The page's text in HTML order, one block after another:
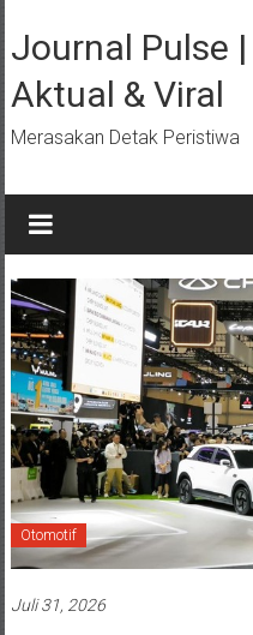
konten
Journal Pulse
Aktual & Viral
Merasakan Detak Peristiwa
Otomotif
Juli 31, 2026